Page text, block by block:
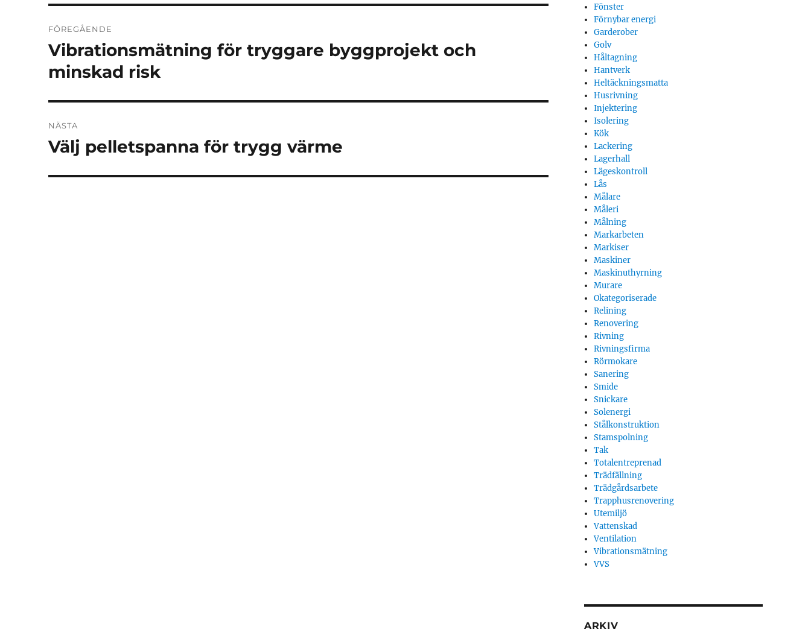
FÖREGÅENDE
Föregående
inlägg:
Vibrationsmätning för tryggare byggprojekt och
minskad risk
NÄSTA
Nästa
Välj pelletspanna för trygg värme
Fönster
Förnybar energi
Garderober
Golv
Håltagning
Hantverk
Heltäckningsmatta
Husrivning
Injektering
Isolering
Kök
Lackering
Lagerhall
Lägeskontroll
Lås
Målare
Måleri
Målning
Markarbeten
Markiser
Maskiner
Maskinuthyrning
Murare
Okategoriserade
Relining
Renovering
Rivning
Rivningsfirma
Rörmokare
Sanering
Smide
Snickare
Solenergi
Stålkonstruktion
Stamspolning
Tak
Totalentreprenad
Trädfällning
Trädgårdsarbete
Trapphusrenovering
Utemiljö
Vattenskad
Ventilation
Vibrationsmätning
VVS
ARKIV